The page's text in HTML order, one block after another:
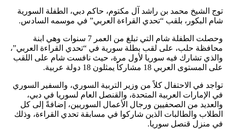
توج الشيخ محمد بن راشد آل مكتوم، حاكم دبي، الطفلة السورية
شام البكور، بلقب “تحدي القراءة العربي” في موسمه السادس.
وحصلت الطفلة شام التي تبلغ من العمر 7 سنوات وهي ابنة
محافظة حلب، على لقب بطلة سورية في “تحدي القراءة العربي”،
والذي تشارك فيه سوريا لأول مرة، حيث نافست شام على اللقب
على المستوى العربي 18 مشاركاً يمثلون 18 دولة عربية.
تواجد في الاحتفال كلاً من وزير التربية السوري، والسفير السوري
في الإمارات العربية المتحدة، والقنصل العام لسوريا في دبي،
والعديد من الصحفيين ورجال الأعمال السوريين، إضافةً إلى كل
الطلاب والطالبات الذين شاركوا في مسابقة تحدي القراءة، وذلك
في منزل قنصل سوريا.